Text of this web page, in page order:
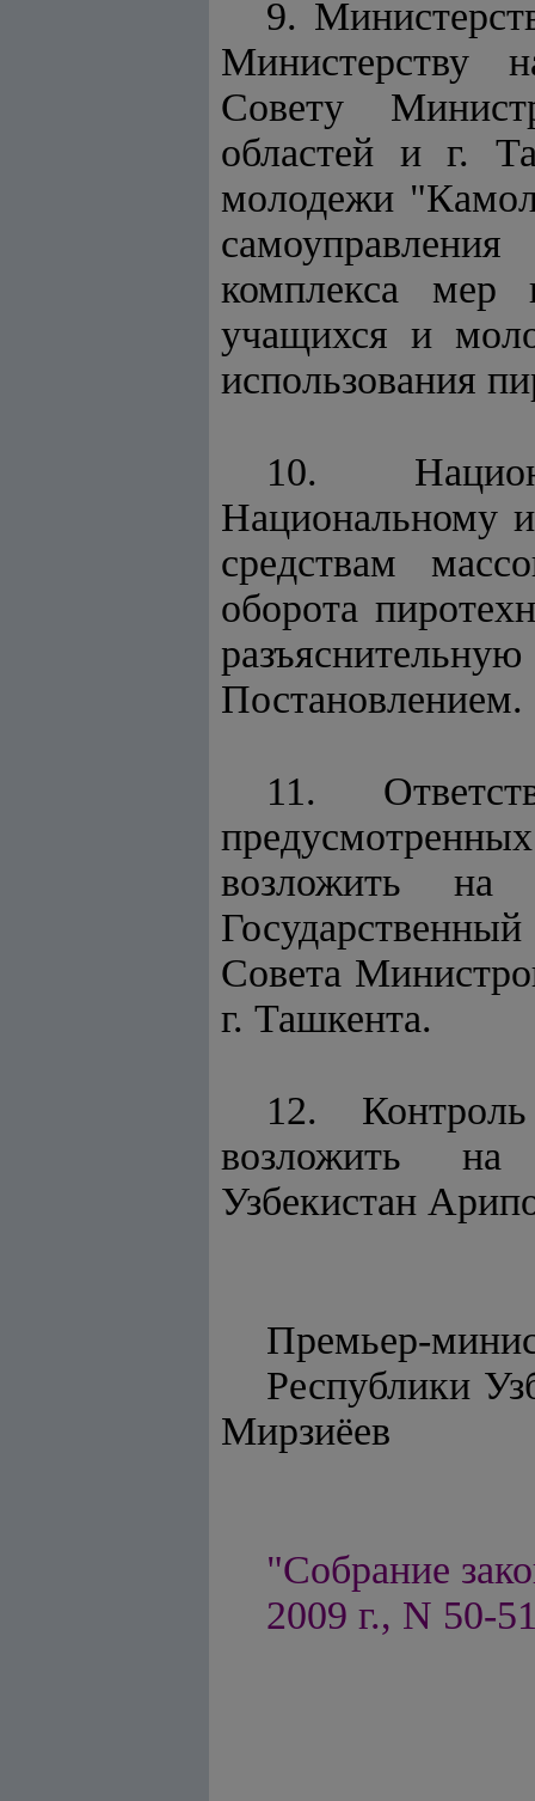
9.
Министерству
Совету
областей и г.
молодежи
комплекса мер
учащихся и
использования
10.
Национальному
средствам
оборота
Постановлением.
11.
возложить на
Совета
г. Ташкента.
12.
возложить на
Узбекистан
Премьер-
Мирзиёев
"Собрание
2009 г., N 50-